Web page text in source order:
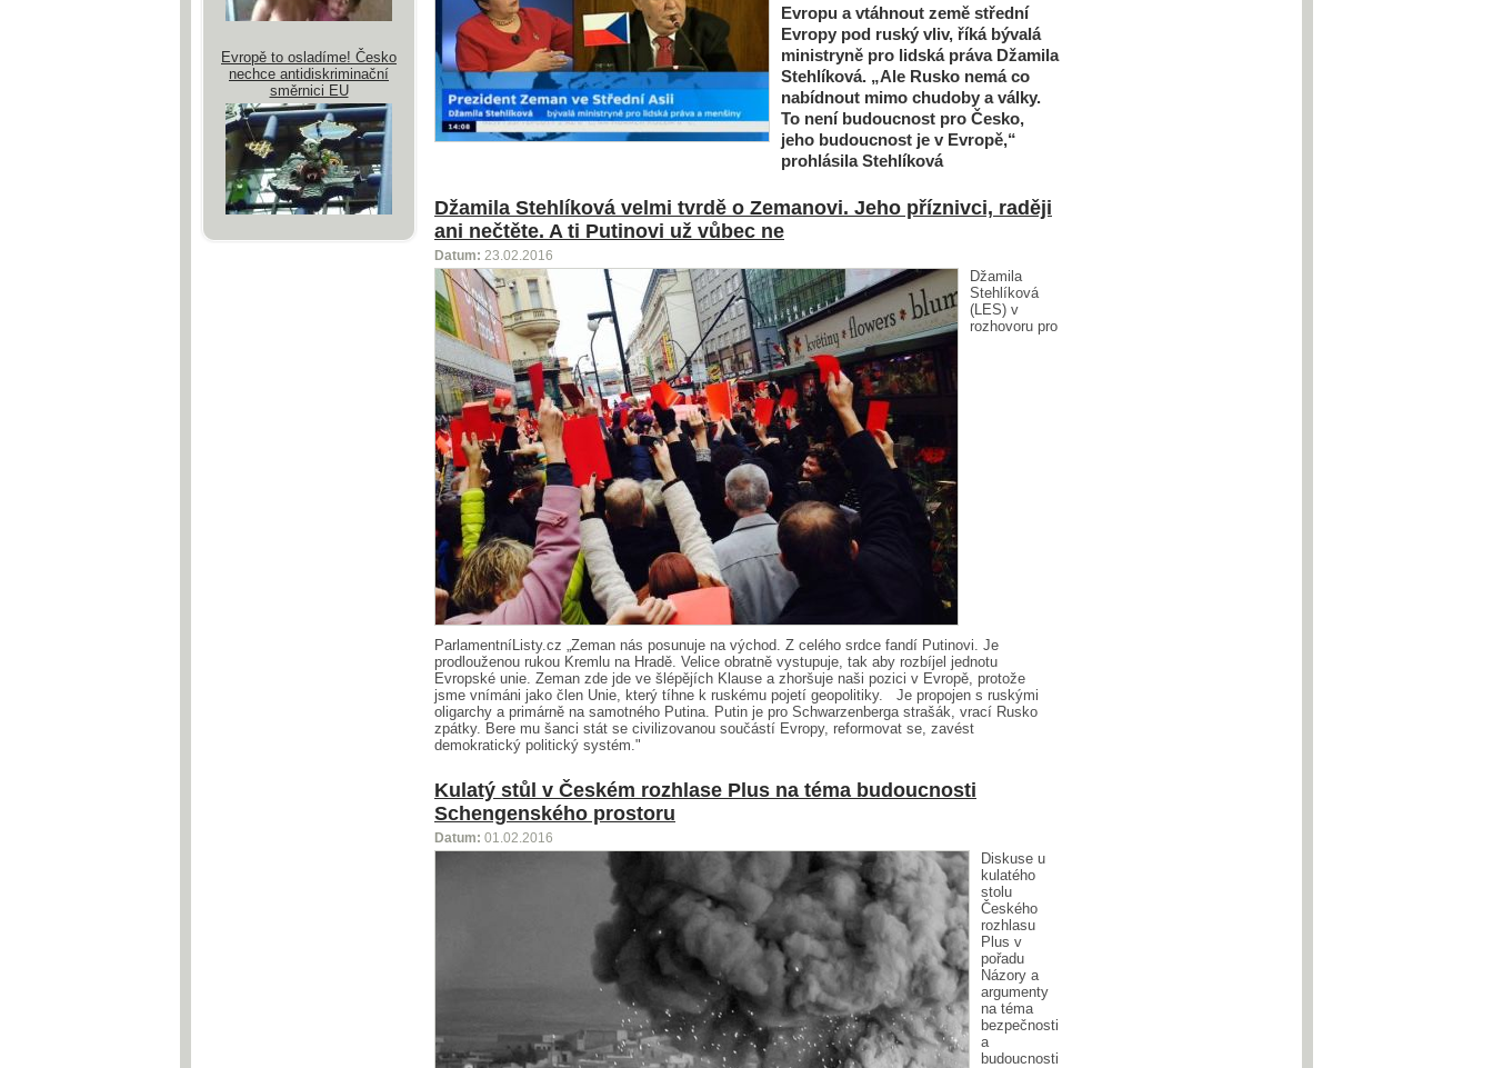
Evropu a vtáhnout země střední
Evropy pod ruský vliv, říká bývalá
ministryně pro lidská práva Džamila
Stehlíková. „Ale Rusko nemá co
nabídnout mimo chudoby a války.
To není budoucnost pro Česko,
jeho budoucnost je v Evropě,“
prohlásila Stehlíková
Džamila Stehlíková velmi tvrdě o Zemanovi. Jeho příznivci, raději
ani nečtěte. A ti Putinovi už vůbec ne
Datum: 23.02.2016
Džamila
Stehlíková
(LES) v
rozhovoru pro
ParlamentníListy.cz „Zeman nás posunuje na východ. Z celého srdce fandí Putinovi. Je
prodlouženou rukou Kremlu na Hradě. Velice obratně vystupuje, tak aby rozbíjel jednotu
Evropské unie. Zeman zde jde ve šlépějích Klause a zhoršuje naši pozici v Evropě, protože
jsme vnímáni jako člen Unie, který tíhne k ruskému pojetí geopolitiky. Je propojen s ruskými
oligarchy a primárně na samotného Putina. Putin je pro Schwarzenberga strašák, vrací Rusko
zpátky. Bere mu šanci stát se civilizovanou součástí Evropy, reformovat se, zavést
demokratický politický systém."
Kulatý stůl v Českém rozhlase Plus na téma budoucnosti
Schengenského prostoru
Datum: 01.02.2016
Diskuse u
kulatého
stolu
Českého
rozhlasu
Plus v
pořadu
Názory a
argumenty
na téma
bezpečnosti
a
budoucnosti
Evropě to osladíme! Česko
nechce antidiskriminační
směrnici EU